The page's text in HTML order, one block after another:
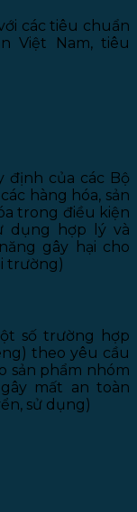
các tiêu chuẩn
Việt Nam, tiêu
định của các Bộ
hàng hóa, sản
trong điều kiện
dụng hợp lý và
gây hại cho
trường)
số trường hợp
theo yêu cầu
sản phẩm nhóm
mất an toàn
sử dụng)